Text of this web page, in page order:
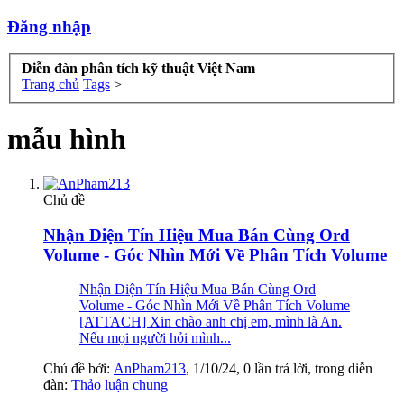
Đăng nhập
Diễn đàn phân tích kỹ thuật Việt Nam
Trang chủ Tags >
mẫu hình
Chủ đề
Nhận Diện Tín Hiệu Mua Bán Cùng Ord
Volume - Góc Nhìn Mới Về Phân Tích Volume
Nhận Diện Tín Hiệu Mua Bán Cùng Ord
Volume - Góc Nhìn Mới Về Phân Tích Volume
[ATTACH] Xin chào anh chị em, mình là An.
Nếu mọi người hỏi mình...
Chủ đề bởi: AnPham213, 1/10/24, 0 lần trả lời, trong diễn
đàn: Thảo luận chung